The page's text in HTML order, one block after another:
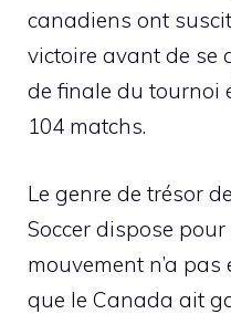
canadiens ont
victoire avant de se
de finale du tournoi
104 matchs.
Le genre de trésor
Soccer dispose
mouvement n’a pas
que le Canada ait